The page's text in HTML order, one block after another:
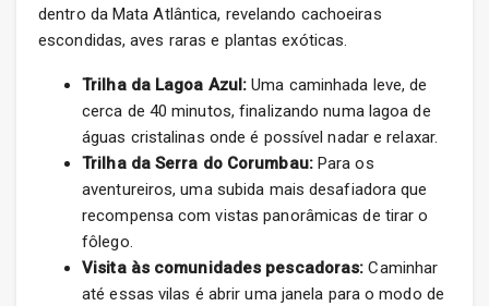
dentro da Mata Atlântica, revelando cachoeiras
escondidas, aves raras e plantas exóticas.
Trilha da Lagoa Azul: Uma caminhada leve, de
cerca de 40 minutos, finalizando numa lagoa de
águas cristalinas onde é possível nadar e relaxar.
Trilha da Serra do Corumbau:Para os
aventureiros, uma subida mais desafiadora que
recompensa com vistas panorâmicas de tirar o
fôlego.
Visita às comunidades pescadoras: Caminhar
até essas vilas é abrir uma janela para o modo de